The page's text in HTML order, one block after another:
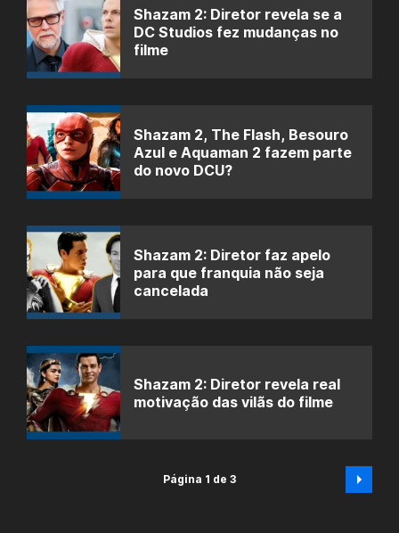
Shazam 2: Diretor revela se a
DC Studios fez mudanças no
filme
Shazam 2, The Flash, Besouro
Azul e Aquaman 2 fazem parte
do novo DCU?
Shazam 2: Diretor faz apelo
para que franquia não seja
cancelada
Shazam 2: Diretor revela real
motivação das vilãs do filme
Página 1 de 3